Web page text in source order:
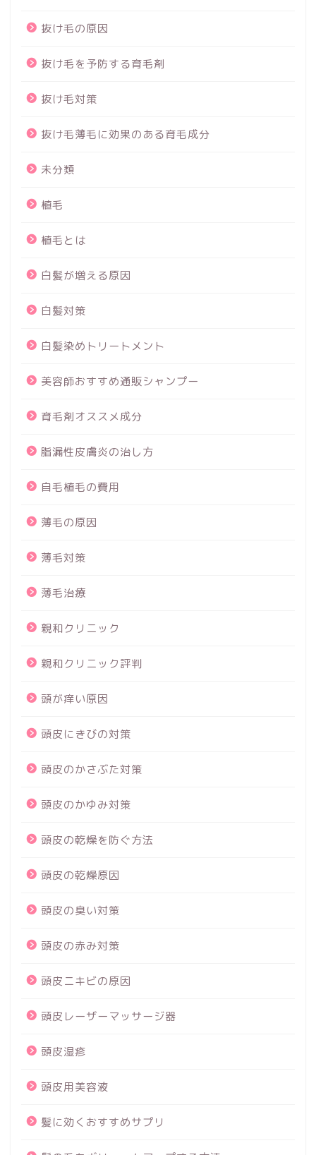
抜け毛の原因
抜け毛を予防する育毛剤
抜け毛対策
抜け毛薄毛に効果のある育毛成分
未分類
植毛
植毛とは
白髪が増える原因
白髪対策
白髪染めトリートメント
美容師おすすめ通販シャンプー
育毛剤オススメ成分
脂漏性皮膚炎の治し方
自毛植毛の費用
薄毛の原因
薄毛対策
薄毛治療
親和クリニック
親和クリニック評判
頭が痒い原因
頭皮にきびの対策
頭皮のかさぶた対策
頭皮のかゆみ対策
頭皮の乾燥を防ぐ方法
頭皮の乾燥原因
頭皮の臭い対策
頭皮の赤み対策
頭皮ニキビの原因
頭皮レーザーマッサージ器
頭皮湿疹
頭皮用美容液
髪に効くおすすめサプリ